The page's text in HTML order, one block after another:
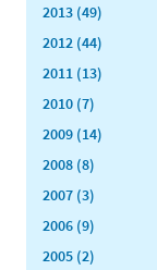
2013 (49)
2012 (44)
2011 (13)
2010 (7)
2009 (14)
2008 (8)
2007 (3)
2006 (9)
2005 (2)